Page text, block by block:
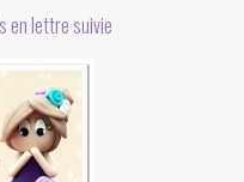
en lettre suivie